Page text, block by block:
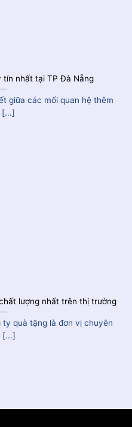
tín nhất tại TP Đà Nẵng
giữa các mối quan hệ thêm
[...]
lượng nhất trên thị trường
ty quà tặng là đơn vị chuyên
[...]